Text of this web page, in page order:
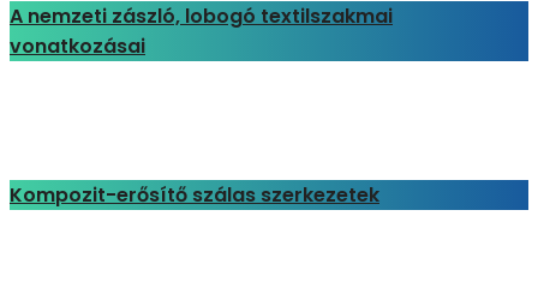
A nemzeti zászló, lobogó textilszakmai
vonatkozásai
Kompozit-erősítő szálas szerkezetek